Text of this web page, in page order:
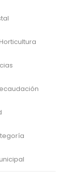
Horticultura